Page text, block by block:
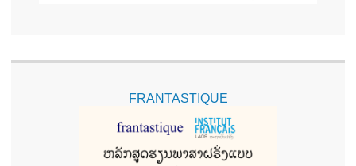
FRANTASTIQUE